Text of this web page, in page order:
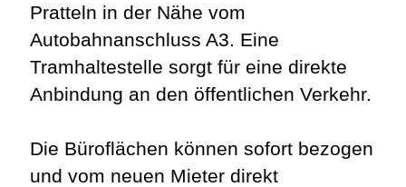
Pratteln in der Nähe vom
Autobahnanschluss A3. Eine
Tramhaltestelle sorgt für eine direkte
Anbindung an den öffentlichen Verkehr.
Die Büroflächen können sofort bezogen
und vom neuen Mieter direkt